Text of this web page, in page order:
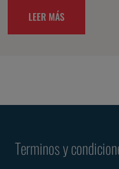
LEER MÁS
Terminos y